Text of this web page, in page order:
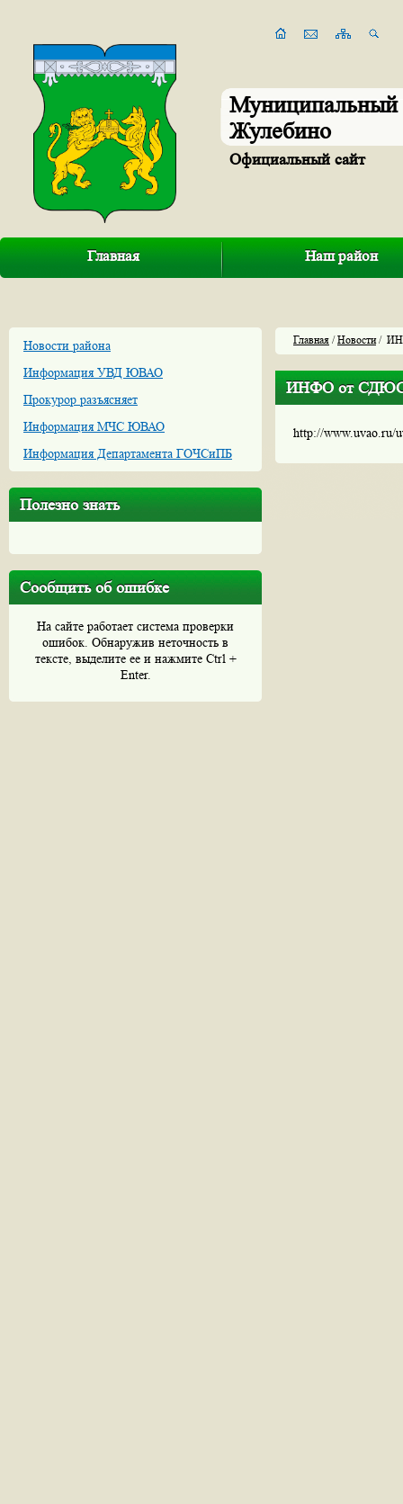
Муниципальный
Жулебино
Официальный сайт
Главная Наш район
Новости района
Информация УВД ЮВАО
Прокурор разъясняет
Информация МЧС ЮВАО
Информация Департамента ГОЧСиПБ
Полезно знать
Сообщить об ошибке
На сайте работает система проверки
ошибок. Обнаружив неточность в
тексте, выделите ее и нажмите Ctrl +
Enter.
Главная /Новости/
ИНФО от
http://www.uvao.ru/